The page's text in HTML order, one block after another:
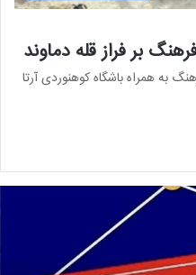
بر فراز قله دماوند
به همراه باشگاه کوهنوردی آرتا